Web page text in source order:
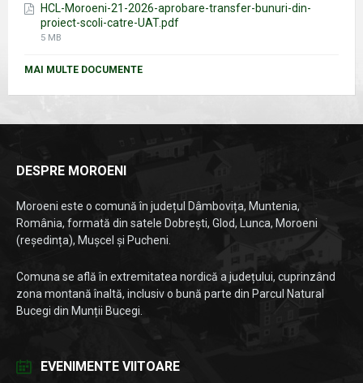
HCL-Moroeni-21-2026-aprobare-transfer-bunuri-din-
proiect-scoli-catre-UAT.pdf
File
5 MB
MAI MULTE DOCUMENTE
DESPRE MOROENI
Moroeni este o comună în județul Dâmbovița, Muntenia,
România, formată din satele Dobrești, Glod, Lunca, Moroeni
(reședința), Mușcel și Pucheni.
Comuna se află în extremitatea nordică a județului, cuprinzând
zona montană înaltă, inclusiv o bună parte din Parcul Natural
Bucegi din Munții Bucegi.
EVENIMENTE VIITOARE